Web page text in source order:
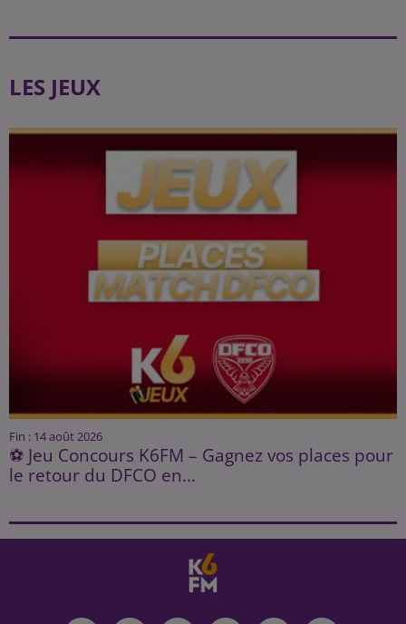
LES JEUX
Fin : 14 août 2026
⚽ Jeu Concours K6FM – Gagnez vos places pour
le retour du DFCO en...